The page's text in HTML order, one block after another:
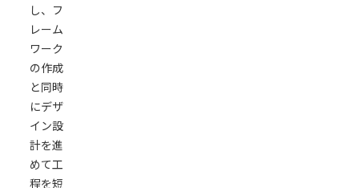
し、フ
レーム
ワーク
の作成
と同時
にデザ
イン設
計を進
めて工
程を短